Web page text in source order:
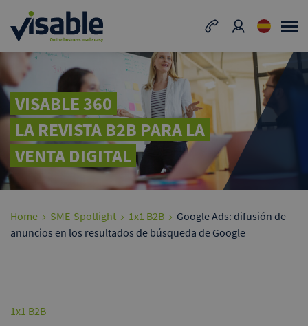
VISABLE 360
LA REVISTA B2B PARA LA
VENTA DIGITAL
Home SME-Spotlight 1x1 B2B
Google Ads: difusión de
anuncios en los resultados de búsqueda de Google
1x1 B2B